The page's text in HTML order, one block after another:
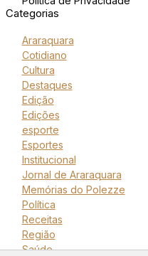
Categorias
Araraquara
Cotidiano
Cultura
Destaques
Edição
Edições
esporte
Esportes
Institucional
Jornal de Araraquara
Memórias do Polezze
Política
Receitas
Região
Saúde